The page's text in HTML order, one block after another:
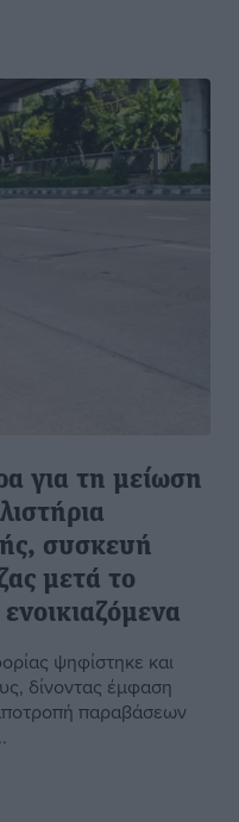
για τη μείωση
συσκευή
μετά το
ψηφίστηκε και
δίνοντας έµφαση
παραβάσεων